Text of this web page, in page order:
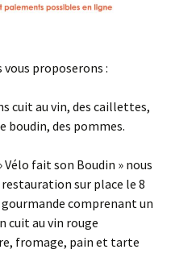
vous proposerons :
cuit au vin, des caillettes,
boudin, des pommes.
fait son Boudin » nous
sur place le 8
comprenant un
cuit au vin rouge
fromage, pain et tarte